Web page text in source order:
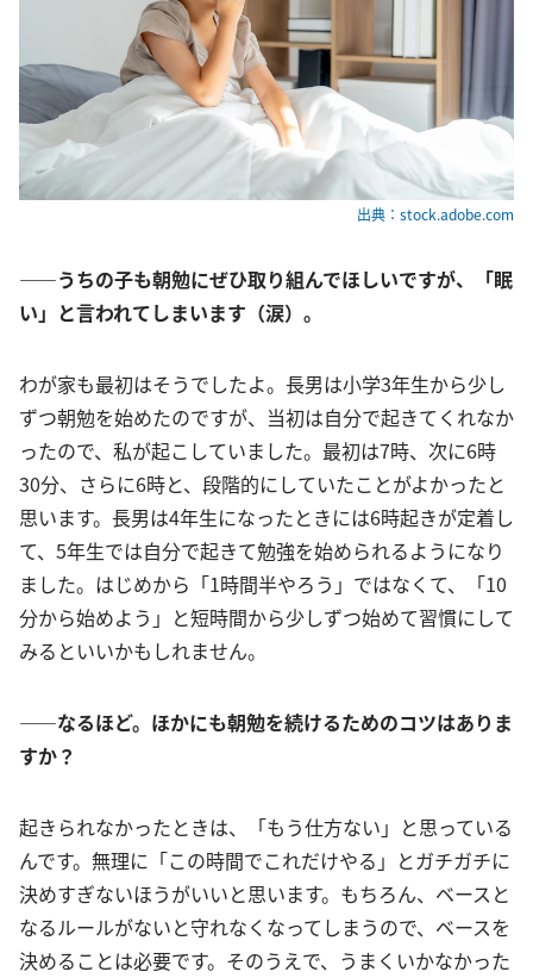
出典：stock.adobe.com
――うちの子も朝勉にぜひ取り組んでほしいですが、「眠
い」と言われてしまいます（涙）。
わが家も最初はそうでしたよ。長男は小学3年生から少し
ずつ朝勉を始めたのですが、当初は自分で起きてくれなか
ったので、私が起こしていました。最初は7時、次に6時
30分、さらに6時と、段階的にしていたことがよかったと
思います。長男は4年生になったときには6時起きが定着し
て、5年生では自分で起きて勉強を始められるようになり
ました。はじめから「1時間半やろう」ではなくて、「10
分から始めよう」と短時間から少しずつ始めて習慣にして
みるといいかもしれません。
――なるほど。ほかにも朝勉を続けるためのコツはありま
すか？
起きられなかったときは、「もう仕方ない」と思っている
んです。無理に「この時間でこれだけやる」とガチガチに
決めすぎないほうがいいと思います。もちろん、ベースと
なるルールがないと守れなくなってしまうので、ベースを
決めることは必要です。そのうえで、うまくいかなかった